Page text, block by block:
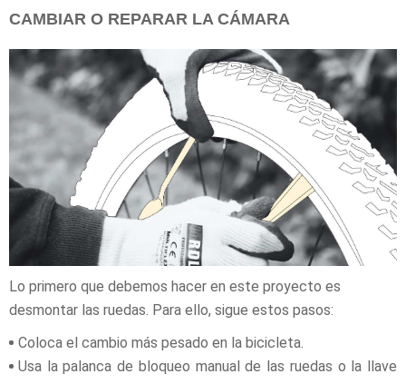
CAMBIAR O REPARAR LA CÁMARA
Lo primero que debemos hacer en este proyecto es
desmontar las ruedas. Para ello, sigue estos pasos:
Coloca el cambio más pesado en la bicicleta.
Usa la palanca de bloqueo manual de las ruedas o la llave